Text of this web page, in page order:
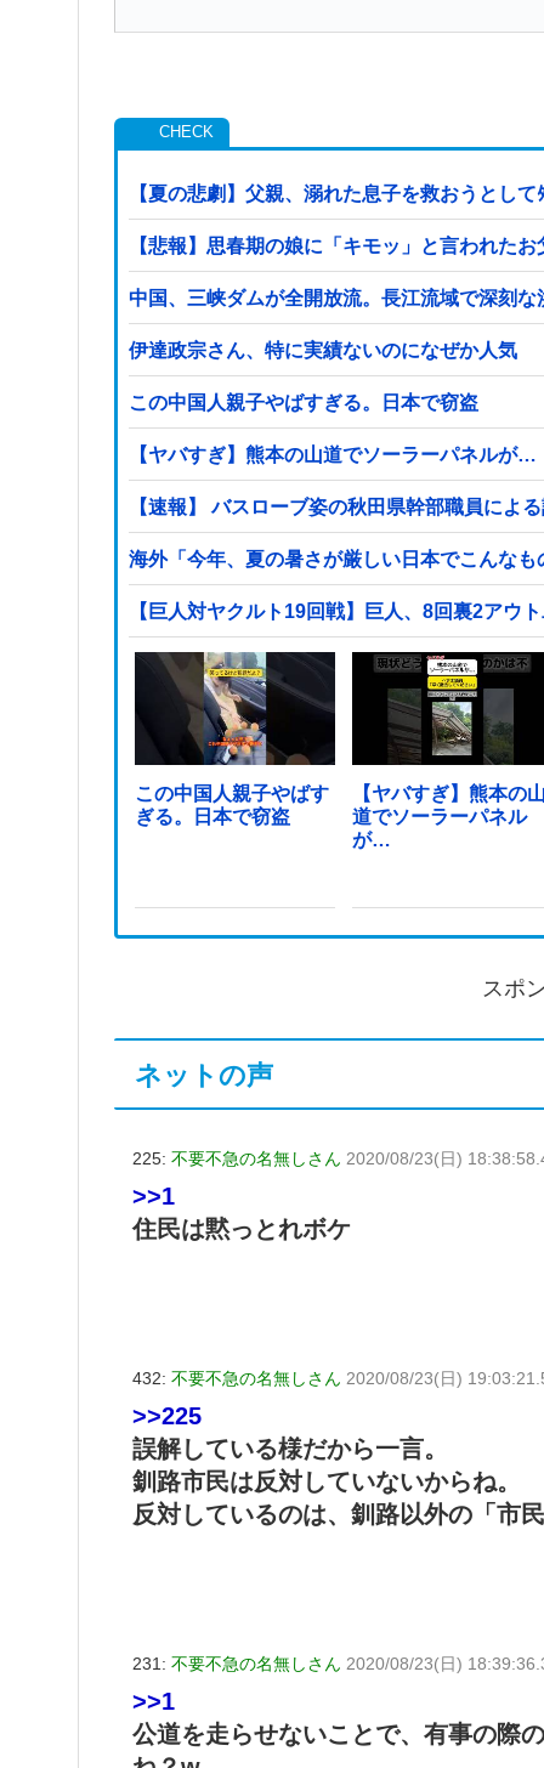
【夏の悲劇】父親、溺れた息子を救おうとし
【悲報】思春期の娘に「キモッ」と言われた
中国、三峡ダムが全開放流。長江流域で深刻な
伊達政宗さん、特に実績ないのになぜか人気
この中国人親子やばすぎる。日本で窃盗
【ヤバすぎ】熊本の山道でソーラーパネルが…
【速報】 バスローブ姿の秋田県幹部職員によ
海外「今年、夏の暑さが厳しい日本でこんな
【巨人対ヤクルト19回戦】巨人、8回裏2アウ
この中国人親子やばす
ぎる。日本で窃盗
【ヤバすぎ】熊本の
道でソーラーパネル
が…
スポ
ネットの声
225: 不要不急の名無しさん 2020/08/23(日)
>>1
住民は黙っとれボケ
432: 不要不急の名無しさん 2020/08/23(日)
>>225
誤解している様だから一言。
釧路市民は反対していないからね。
反対しているのは、釧路以外の「市
231: 不要不急の名無しさん 2020/08/23(日)
>>1
公道を走らせないことで、有事の際